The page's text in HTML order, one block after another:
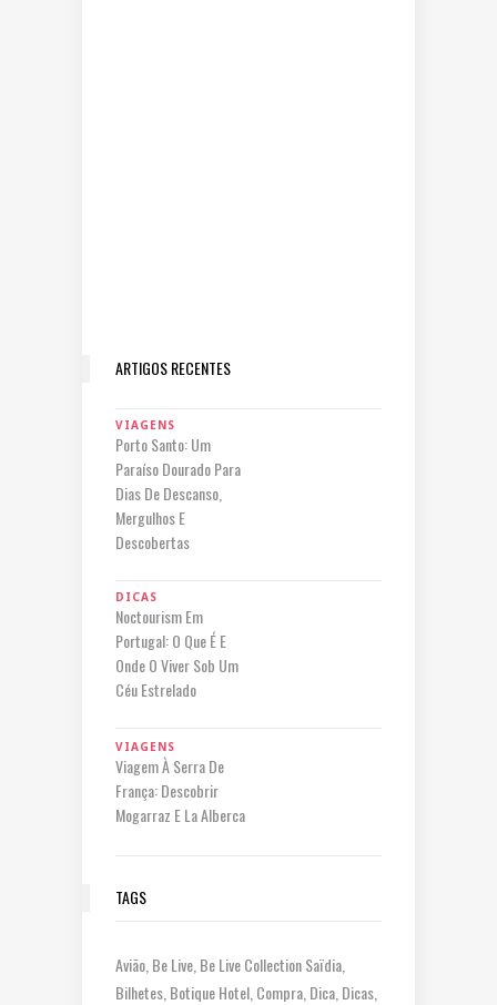
ARTIGOS RECENTES
VIAGENS
Porto Santo: Um
Paraíso Dourado Para
Dias De Descanso,
Mergulhos E
Descobertas
DICAS
Noctourism Em
Portugal: O Que É E
Onde O Viver Sob Um
Céu Estrelado
VIAGENS
Viagem À Serra De
França: Descobrir
Mogarraz E La Alberca
TAGS
Avião Be Live Be Live Collection Saïdia
Bilhetes Botique Hotel Compra Dica Dicas